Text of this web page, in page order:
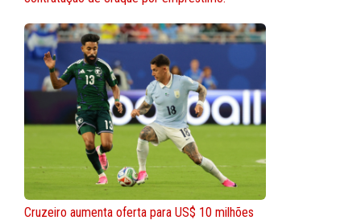
Cruzeiro aumenta oferta para US$ 10 milhões